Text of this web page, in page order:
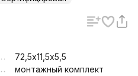
72,5х11,5х5,5
монтажный комплект